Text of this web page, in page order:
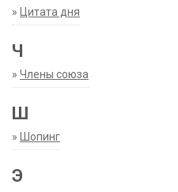
» Цитата дня
Ч
» Члены союза
Ш
» Шопинг
Э